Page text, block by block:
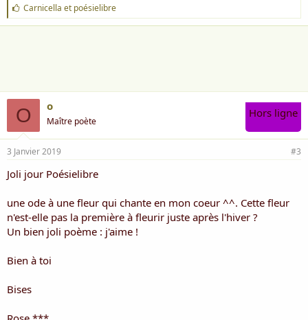
J
'
a
Carnicella et poésielibre
O o
Maître poète
Hors ligne
3 Janvier 2019 #3
Joli jour Poésielibre
une ode à une fleur qui chante en mon coeur ^^. Cette fleur
n'est-elle pas la première à fleurir juste après l'hiver ?
Un bien joli poème : j'aime !
Bien à toi
Bises